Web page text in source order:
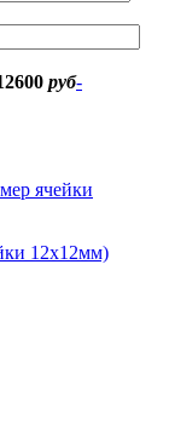
руб-
12х12мм)